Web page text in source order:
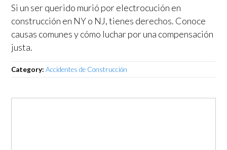
Si un ser querido murió por electrocución en
construcción en NY o NJ, tienes derechos. Conoce
causas comunes y cómo luchar por una compensación
justa.
Category:Accidentes de Construcción